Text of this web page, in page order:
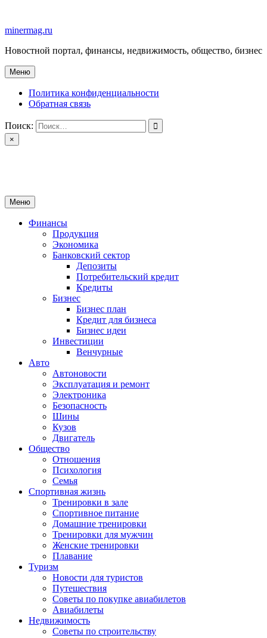
содержимому
minermag.ru
Новостной портал, финансы, недвижимость, общество, бизнес
Меню
Политика конфиденциальности
Обратная связь
Поиск:
×
Меню
Финансы
Продукция
Экономика
Банковский сектор
Депозиты
Потребительский кредит
Кредиты
Бизнес
Бизнес план
Кредит для бизнеса
Бизнес идеи
Инвестиции
Венчурные
Авто
Автоновости
Эксплуатация и ремонт
Электроника
Безопасность
Шины
Кузов
Двигатель
Общество
Отношения
Психология
Семья
Спортивная жизнь
Тренировки в зале
Спортивное питание
Домашние тренировки
Тренировки для мужчин
Женские тренировки
Плавание
Туризм
Новости для туристов
Путешествия
Советы по покупке авиабилетов
Авиабилеты
Недвижимость
Советы по строительству